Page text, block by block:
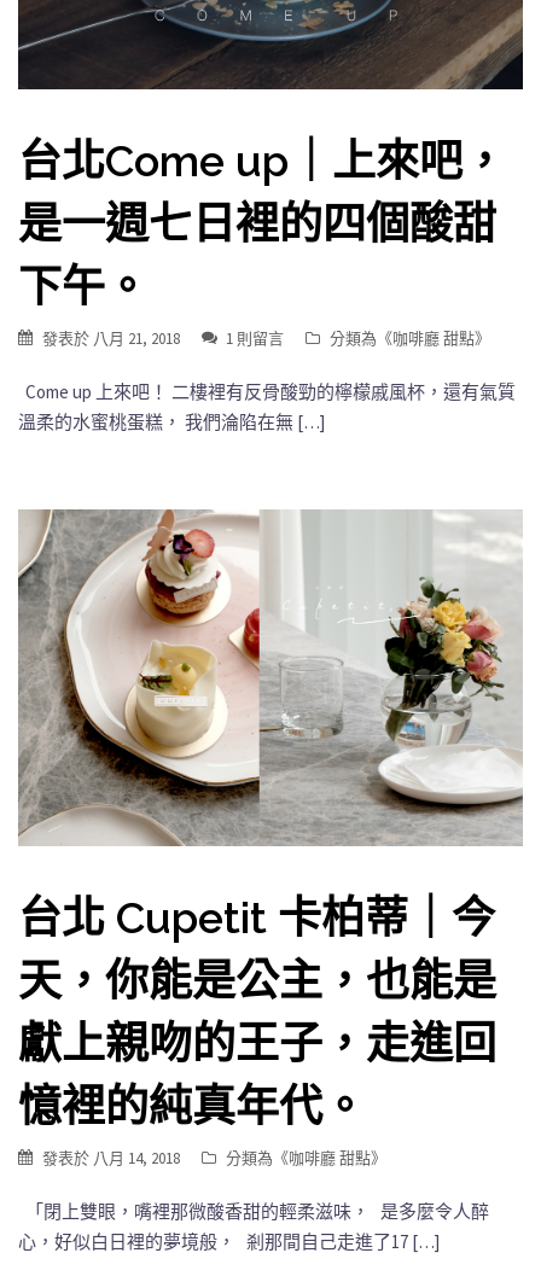
台北Come up｜上來吧，
是一週七日裡的四個酸甜
下午。
發表於 八月 21, 2018 1 則留言 分類為《咖啡廳 甜點》
Come up 上來吧！ 二樓裡有反骨酸勁的檸檬戚風杯，還有氣質
溫柔的水蜜桃蛋糕， 我們淪陷在無 […]
台北 Cupetit 卡柏蒂｜今
天，你能是公主，也能是
獻上親吻的王子，走進回
憶裡的純真年代。
發表於 八月 14, 2018 分類為《咖啡廳 甜點》
「閉上雙眼，嘴裡那微酸香甜的輕柔滋味， 是多麼令人醉
心，好似白日裡的夢境般， 剎那間自己走進了17 […]